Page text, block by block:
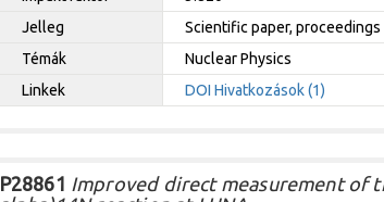
Jelleg
Scientific paper, proceedings
Témák
Nuclear Physics
Linkek
DOI Hivatkozások (1)
P28861 Improved direct measurement of